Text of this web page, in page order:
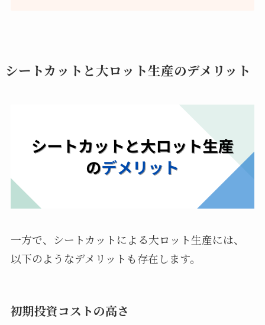
シートカットと大ロット生産のデメリット
一方で、シートカットによる大ロット生産には、
以下のようなデメリットも存在します。
初期投資コストの高さ